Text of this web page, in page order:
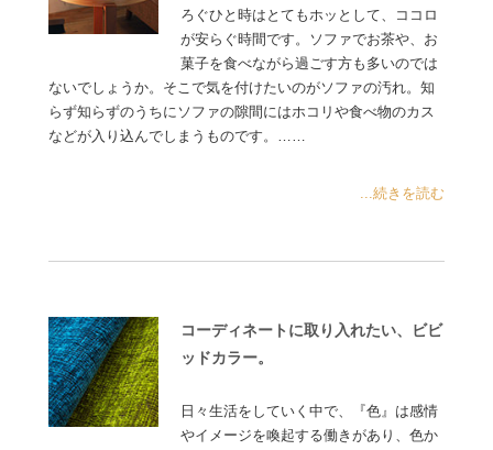
ろぐひと時はとてもホッとして、ココロ
が安らぐ時間です。ソファでお茶や、お
菓子を食べながら過ごす方も多いのでは
ないでしょうか。そこで気を付けたいのがソファの汚れ。知
らず知らずのうちにソファの隙間にはホコリや食べ物のカス
などが入り込んでしまうものです。……
...続きを読む
コーディネートに取り入れたい、ビビ
ッドカラー。
日々生活をしていく中で、『色』は感情
やイメージを喚起する働きがあり、色か